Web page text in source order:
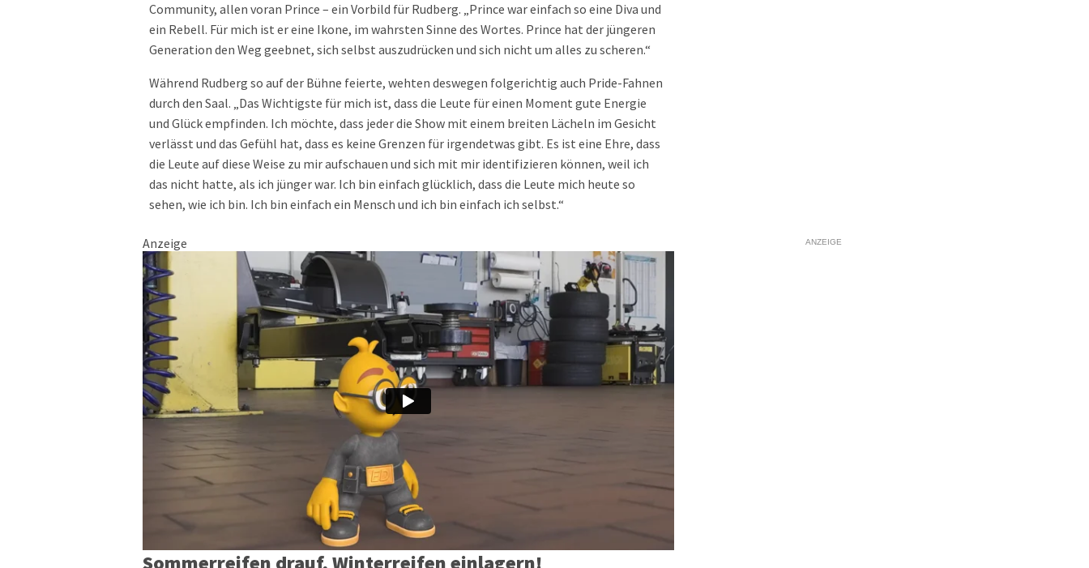
Community, allen voran Prince – ein Vorbild für Rudberg. „Prince war einfach so eine Diva und
ein Rebell. Für mich ist er eine Ikone, im wahrsten Sinne des Wortes. Prince hat der jüngeren
Generation den Weg geebnet, sich selbst auszudrücken und sich nicht um alles zu scheren.“
Während Rudberg so auf der Bühne feierte, wehten deswegen folgerichtig auch Pride-Fahnen
durch den Saal. „Das Wichtigste für mich ist, dass die Leute für einen Moment gute Energie
und Glück empfinden. Ich möchte, dass jeder die Show mit einem breiten Lächeln im Gesicht
verlässt und das Gefühl hat, dass es keine Grenzen für irgendetwas gibt. Es ist eine Ehre, dass
die Leute auf diese Weise zu mir aufschauen und sich mit mir identifizieren können, weil ich
das nicht hatte, als ich jünger war. Ich bin einfach glücklich, dass die Leute mich heute so
sehen, wie ich bin. Ich bin einfach ein Mensch und ich bin einfach ich selbst.“
Anzeige
Sommerreifen drauf, Winterreifen einlagern!
ANZEIGE